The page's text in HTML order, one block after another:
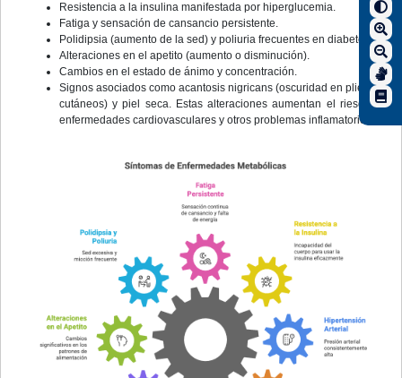
Resistencia a la insulina manifestada por hiperglucemia.
Fatiga y sensación de cansancio persistente.
Polidipsia (aumento de la sed) y poliuria frecuentes en diabetes.
Alteraciones en el apetito (aumento o disminución).
Cambios en el estado de ánimo y concentración.
Signos asociados como acantosis nigricans (oscuridad en pliegues
cutáneos) y piel seca. Estas alteraciones aumentan el riesgo de
enfermedades cardiovasculares y otros problemas inflamatorio.